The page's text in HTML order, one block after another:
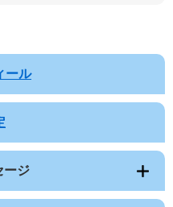
ール
ージ